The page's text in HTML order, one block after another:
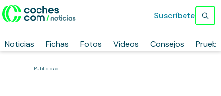
Noticias Fichas Fotos Vídeos Consejos
Suscríbete
Publicidad